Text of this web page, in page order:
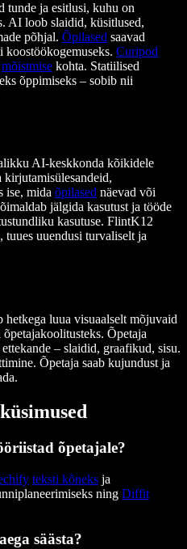
tunde ja esitlusi, kuhu on
AI loob slaidid, küsitlused,
põhjal. Õpilased saavad
koostöökogemuseks. Curipod
mõistmise kohta. Statiilised
õppimiseks – sobib nii
AI-keskkonda kõikidele
kirjutamisülesandeid,
ise, mida õpilased näevad või
jälgida kasutust ja tööde
kasutuse. FlintK12
tuues uuendusi turvaliselt ja
hetkega luua visuaalselt mõjuvaid
Õpetaja
– slaidid, graafikud, sisu.
Õpetaja saab kujundust ja
õpetajale?
teksti kõneks ja
ning Diffit
säästa?